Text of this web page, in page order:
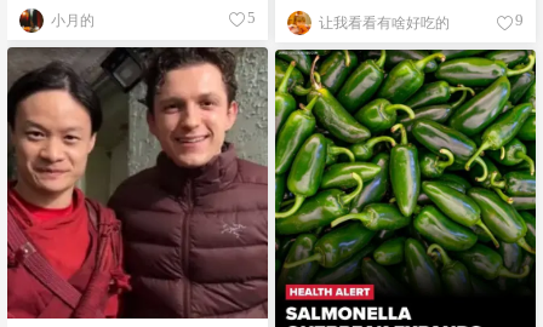
小月的 5 让我看看有啥好吃的 9